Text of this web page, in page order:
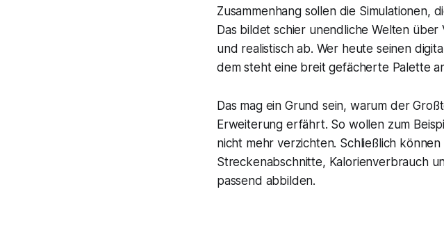
Zusammenhang sollen die Simulationen,
Das bildet schier unendliche Welten
und realistisch ab. Wer heute seinen
dem steht eine breit gefächerte Palette
Das mag ein Grund sein, warum der
Erweiterung erfährt. So wollen zum
nicht mehr verzichten. Schließlich
Streckenabschnitte, Kalorienverbrauch
passend abbilden.